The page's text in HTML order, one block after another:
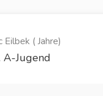
Eilbek ( Jahre)
A-Jugend